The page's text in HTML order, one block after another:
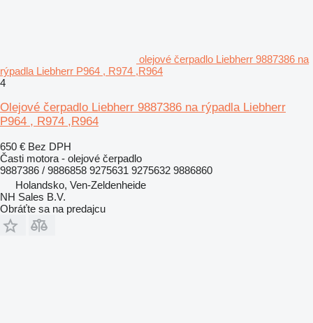
olejové čerpadlo Liebherr 9887386 na
rýpadla Liebherr P964 , R974 ,R964
4
Olejové čerpadlo Liebherr 9887386 na rýpadla Liebherr
P964 , R974 ,R964
650 € Bez DPH
Časti motora - olejové čerpadlo
9887386 / 9886858 9275631 9275632 9886860
Holandsko, Ven-Zeldenheide
NH Sales B.V.
Obráťte sa na predajcu